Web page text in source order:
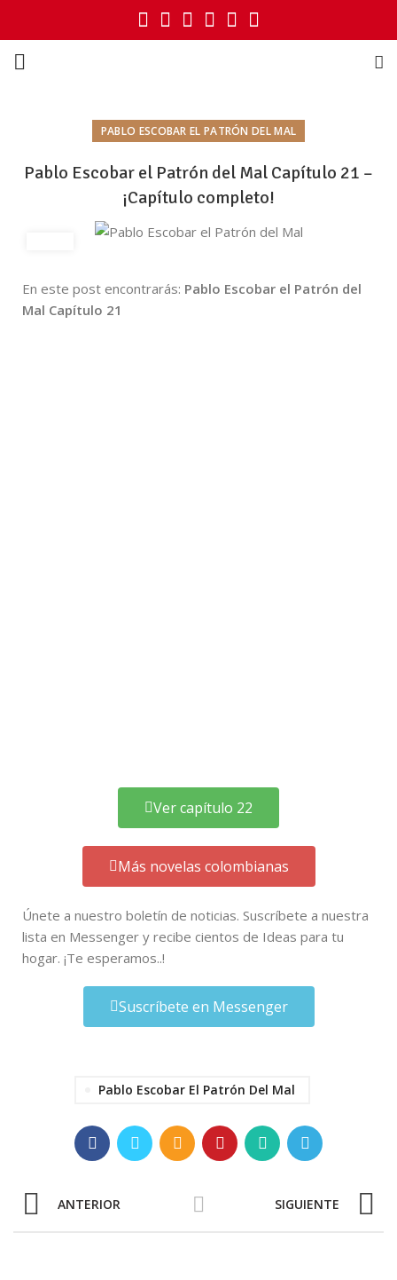
PABLO ESCOBAR EL PATRÓN DEL MAL
Pablo Escobar el Patrón del Mal Capítulo 21 –
¡Capítulo completo!
En este post encontrarás: Pablo Escobar el Patrón del
Mal Capítulo 21
Ver capítulo 22
Más novelas colombianas
Únete a nuestro boletín de noticias. Suscríbete a nuestra
lista en Messenger y recibe cientos de Ideas para tu
hogar. ¡Te esperamos..!
Suscríbete en Messenger
Pablo Escobar El Patrón Del Mal
ANTERIOR SIGUIENTE